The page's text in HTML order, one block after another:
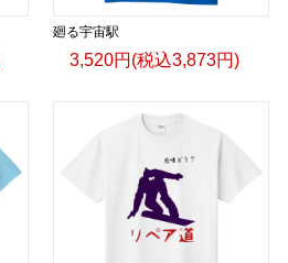
廻る宇宙駅
3,520円(税込3,873円)